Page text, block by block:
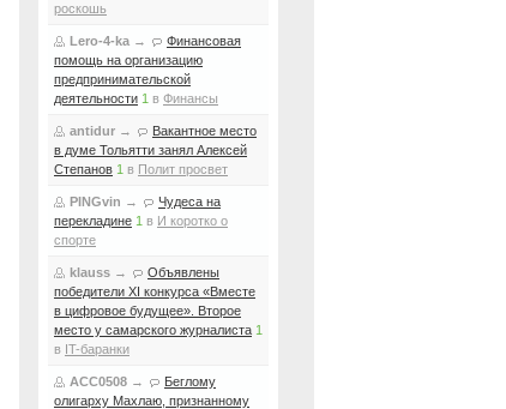
роскошь
Lero-4-ka →
Финансовая
помощь на организацию
предпринимательской
деятельности 1 в Финансы
antidur →
Вакантное место
в думе Тольятти занял Алексей
Степанов 1 в Полит просвет
PINGvin →
Чудеса на
перекладине 1 в И коротко о
спорте
klauss →
Объявлены
победители XI конкурса «Вместе
в цифровое будущее». Второе
место у самарского журналиста 1
в IT-баранки
ACC0508 →
Беглому
олигарху Махлаю, признанному